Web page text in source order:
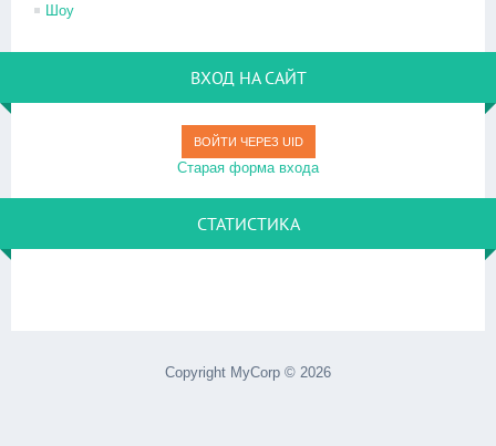
Шоу
ВХОД НА САЙТ
ВОЙТИ ЧЕРЕЗ UID
Старая форма входа
СТАТИСТИКА
Copyright MyCorp © 2026